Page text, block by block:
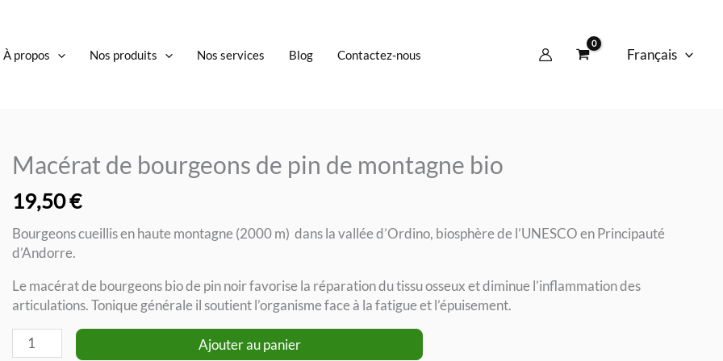
À propos Nos produits Nos services Blog Contactez-nous Français
Macérat de bourgeons de pin de montagne bio
19,50€
Bourgeons cueillis en haute montagne (2000 m) dans la vallée d’Ordino, biosphère de l’UNESCO en Principauté
d’Andorre.
Le macérat de bourgeons bio de pin noir favorise la réparation du tissu osseux et diminue l’inflammation des
articulations. Tonique générale il soutient l’organisme face à la fatigue et l’épuisement.
quantité
de
Ajouter au panier